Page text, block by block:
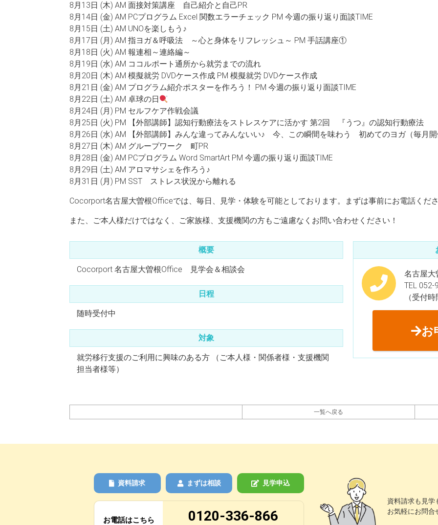
8月13日 (木) AM 面接対策講座 自己紹介と自己PR
8月14日 (金) AM PCプログラム Excel 関数エラーチェック PM 今週の振り返り面談TIME
8月15日 (土) AM UNOを楽しもう♪
8月17日 (月) AM 指ヨガ＆呼吸法 ～心と身体をリフレッシュ～ PM 手話講座①
8月18日 (火) AM 報連相～連絡編～
8月19日 (水) AM ココルポート通所から就労までの流れ
8月20日 (木) AM 模擬就労 DVDケース作成 PM 模擬就労 DVDケース作成
8月21日 (金) AM プログラム紹介ポスターを作ろう！ PM 今週の振り返り面談TIME
8月22日 (土) AM 卓球の日
8月24日 (月) PM セルフケア作戦会議
8月25日 (火) PM 【外部講師】認知行動療法をストレスケアに活かす 第2回 『うつ』の認知行動療法
8月26日 (水) AM 【外部講師】みんな違ってみんないい♪ 今、この瞬間を味わう 初めてのヨガ（毎月開
8月27日 (木) AM グループワーク 町PR
8月28日 (金) AM PCプログラム Word SmartArt PM 今週の振り返り面談TIME
8月29日 (土) AM アロマサシェを作ろう♪
8月31日 (月) PM SST ストレス状況から離れる
Cocorport名古屋大曽根Officeでは、毎日、見学・体験を可能としております。まずは事前にお電話くださ
また、ご本人様だけではなく、ご家族様、支援機関の方もご遠慮なくお問い合わせください！
概要
Cocorport 名古屋大曽根Office 見学会＆相談会
日程
随時受付中
対象
就労移行支援のご利用に興味のある方 （ご本人様・関係者様・支援機関
担当者様等）
名古屋大
TEL 052-
（受付
お
一覧へ戻る
資料請求 まずは相談 見学申込
お電話はこちら 0120-336-866
資料請求も見学
お気軽にお問合